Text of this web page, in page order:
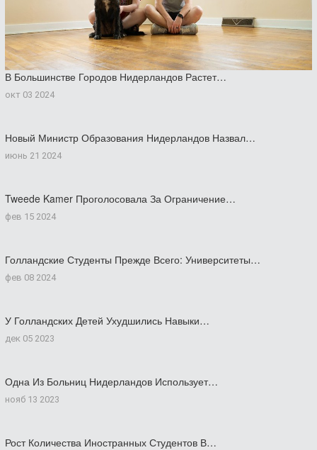
В Большинстве Городов Нидерландов Растет…
окт 03 2024
Новый Министр Образования Нидерландов Назвал…
июнь 21 2024
Tweede Kamer Проголосовала За Ограничение…
фев 15 2024
Голландские Студенты Прежде Всего: Университеты…
фев 08 2024
У Голландских Детей Ухудшились Навыки…
дек 05 2023
Одна Из Больниц Нидерландов Использует…
нояб 13 2023
Рост Количества Иностранных Студентов В…